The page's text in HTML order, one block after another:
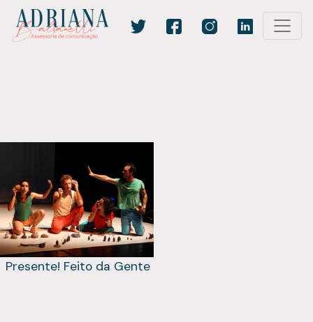
Presente! Feito da Gente